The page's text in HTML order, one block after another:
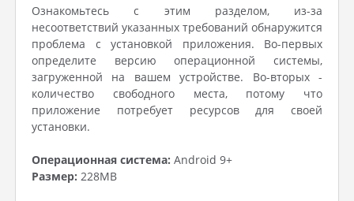
Ознакомьтесь с этим разделом, из-за
несоответствий указанных требований обнаружится
проблема с установкой приложения. Во-первых
определите версию операционной системы,
загруженной на вашем устройстве. Во-вторых -
количество свободного места, потому что
приложение потребует ресурсов для своей
установки.
Операционная система: Android 9+
Размер: 228MB